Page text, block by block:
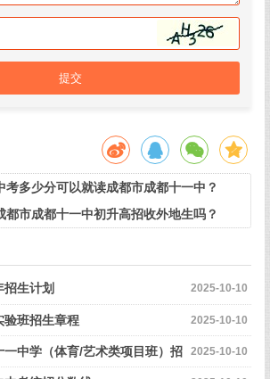
提交
考多少分可以就读成都市成都十一中？
都市成都十一中初升高招收外地生吗？
2025-10-10
招生计划
2025-10-10
验班招生章程
2025-10-10
中学（体育/艺术类项目班）招